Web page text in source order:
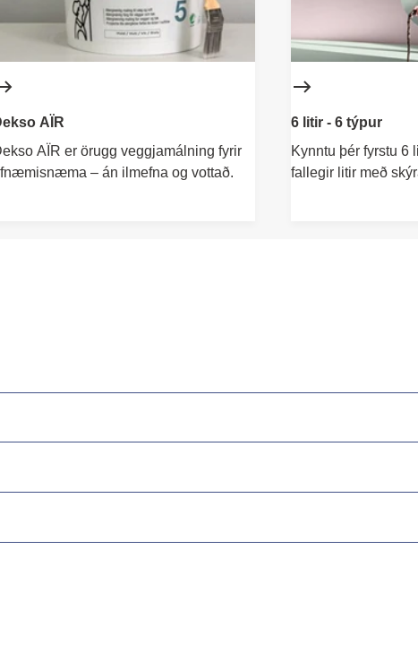
AÏR
AÏR er örugg veggjamálning fyrir
– án ilmefna og vottað.
6 litir - 6 týpur
Kynntu þér fyrstu 6
fallegir litir með